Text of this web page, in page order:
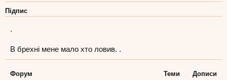
Підпис
.
В брехні мене мало хто ловив. .
Форум Теми
Дописи